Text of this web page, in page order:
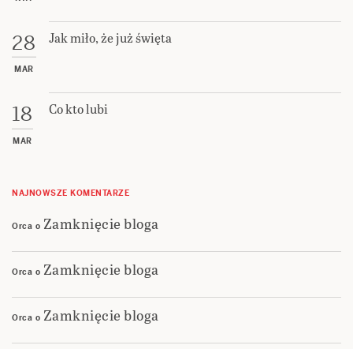
28
MAR
Jak miło, że już święta
18
MAR
Co kto lubi
NAJNOWSZE KOMENTARZE
Orca o Zamknięcie bloga
Orca o Zamknięcie bloga
Orca o Zamknięcie bloga